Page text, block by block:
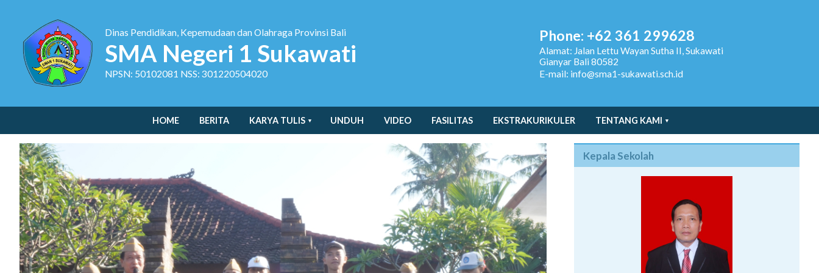
Dinas Pendidikan, Kepemudaan dan Olahraga Provinsi Bali
SMA Negeri 1 Sukawati
NPSN: 50102081 NSS: 301220504020
Phone: +62 361 299628
Alamat: Jalan Lettu Wayan Sutha II, Sukawati
Gianyar Bali 80582
E-mail: info@sma1-sukawati.sch.id
HOME BERITA KARYA TULIS UNDUH VIDEO FASILITAS EKSTRAKURIKULER TENTANG KAMI
Kepala Sekolah